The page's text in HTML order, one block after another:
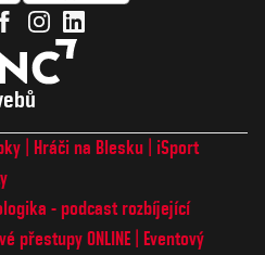
Hráči na Blesku
iSport
- podcast rozbíjející
přestupy ONLINE
Eventový